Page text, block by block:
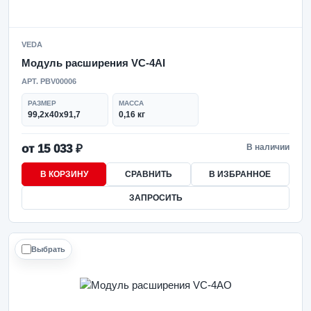
VEDA
Модуль расширения VC-4AI
АРТ. PBV00006
РАЗМЕР
99,2x40x91,7
МАССА
0,16 кг
от 15 033 ₽ В наличии
В КОРЗИНУ СРАВНИТЬ В ИЗБРАННОЕ
ЗАПРОСИТЬ
Выбрать